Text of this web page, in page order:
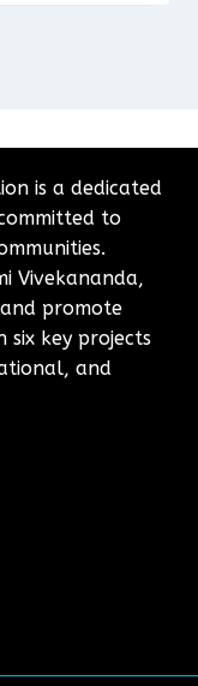
is a dedicated
to
Vivekananda,
promote
key projects
and